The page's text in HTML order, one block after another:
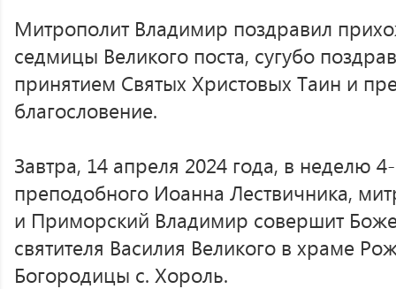
Митрополит Владимир поздравил
седмицы Великого поста, сугубо
принятием Святых Христовых Таин и
благословение.
Завтра, 14 апреля 2024 года, в неделю
преподобного Иоанна Лествичника,
и Приморский Владимир совершит
святителя Василия Великого в храме
Богородицы с. Хороль.